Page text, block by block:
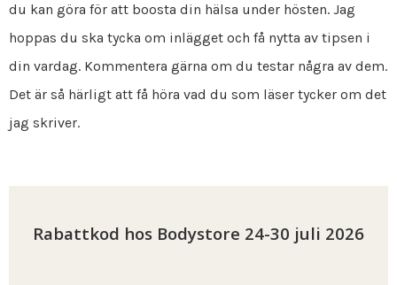
du kan göra för att boosta din hälsa under hösten. Jag
hoppas du ska tycka om inlägget och få nytta av tipsen i
din vardag. Kommentera gärna om du testar några av dem.
Det är så härligt att få höra vad du som läser tycker om det
jag skriver.
Rabattkod hos Bodystore 24-30 juli 2026